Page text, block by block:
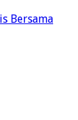
Bersama